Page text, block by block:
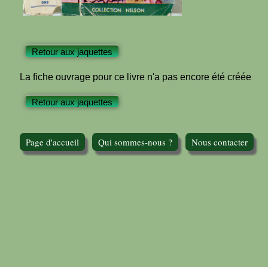
Retour aux jaquettes
La fiche ouvrage pour ce livre n'a pas encore été créée
Retour aux jaquettes
Page d'accueil Qui sommes-nous ? Nous contacter